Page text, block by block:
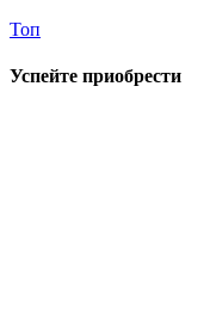
Топ
Успейте приобрести